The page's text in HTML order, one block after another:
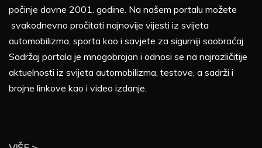
počinje davne 2001. godine. Na našem portalu možete
svakodnevno pročitati najnovije vijesti iz svijeta
automobilizma, sporta kao i savjete za sigurniji saobraćaj.
Sadržaj portala je mnogobrojan i odnosi se na najrazličitije
aktuelnosti iz svijeta automobilizma, testove, a sadrži i
brojne linkove kao i video izdanje.